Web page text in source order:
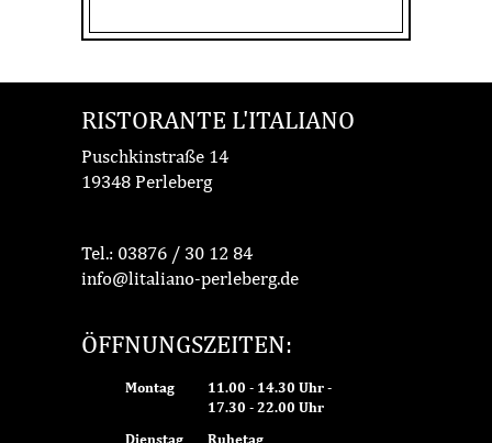
RISTORANTE L'ITALIANO
Puschkinstraße 14
19348 Perleberg
Tel.: 03876 / 30 12 84
info@litaliano-perleberg.de
ÖFFNUNGSZEITEN:
Montag
11.00 - 14.30 Uhr -
17.30 - 22.00 Uhr
Dienstag
Ruhetag